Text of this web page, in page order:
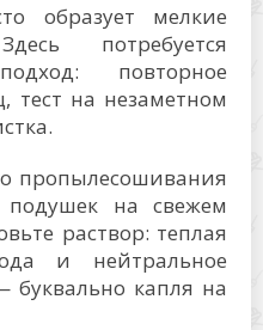
образует мелкие
потребуется
повторное
тест на незаметном
пропылесошивания
подушек на свежем
раствор: теплая
и нейтральное
буквально капля на